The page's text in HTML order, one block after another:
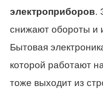
электроприборов.
снижают обороты и
Бытовая
которой работают
тоже выходит из